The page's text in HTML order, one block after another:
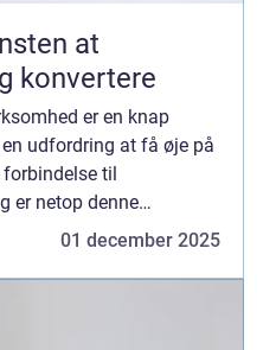
at
konvertere
er en knap
udfordring at få øje på
forbindelse til
er netop denne
at skrive tekster, de...
01 december 2025